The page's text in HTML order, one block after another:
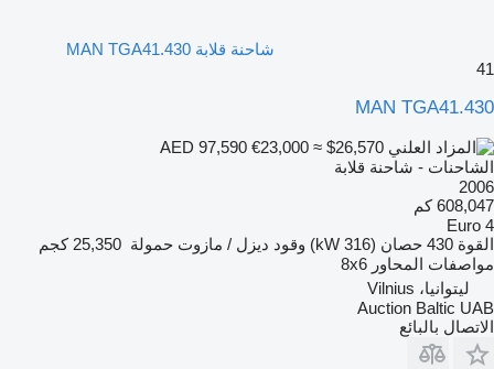
شاحنة قلابة MAN TGA41.430
41
MAN TGA41.430
€23,000 ≈ $26,570
الشاحنات - شاحنة قلابة
2006
608,047 كم
Euro 4
القوة 430 حصان (316 kW) وقود ديزل / مازوت حمولة 25,350 كجم
مواصفات المحاور 8x6
ليتوانيا، Vilnius
Auction Baltic UAB
الاتصال بالبائع